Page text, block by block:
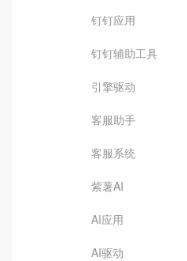
钉钉应用
钉钉辅助工具
引擎驱动
客服助手
客服系统
紫薯AI
AI应用
AI驱动